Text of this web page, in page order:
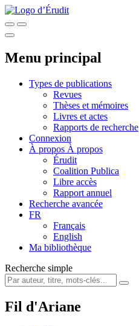
Menu principal
Types de publications
Revues
Thèses et mémoires
Livres et actes
Rapports de recherche
Connexion
À propos À propos
Érudit
Coalition Publica
Libre accès
Rapport annuel
Recherche avancée
FR
Français
English
Ma bibliothèque
Recherche simple
Fil d'Ariane